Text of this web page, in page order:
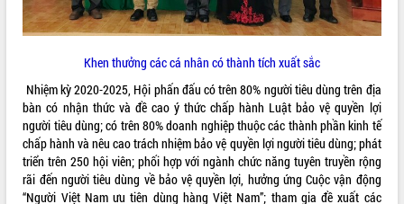
Hội thảo khoa học “Giải pháp thúc đẩy
phát triển nền kinh tế xanh tại tỉnh
Tăng cường giám sát, đôn đốc thực
hiện nhiệm vụ quản lý tài sản công
hàng tuần
Tháo gỡ những vướng mắc, đẩy mạnh
công tác cải cách thủ tục hành chính
tại Trung tâm Phục vụ hành chính
công tỉnh
Khen thưởng các cá nhân có thành tích xuất sắc
Nhiệm kỳ 2020-2025, Hội phấn đấu có trên 80% người tiêu dùng trên địa
bàn có nhận thức và đề cao ý thức chấp hành Luật bảo vệ quyền lợi
người tiêu dùng; có trên 80% doanh nghiệp thuộc các thành phần kinh tế
chấp hành và nêu cao trách nhiệm bảo vệ quyền lợi người tiêu dùng; phát
triển trên 250 hội viên; phối hợp với ngành chức năng tuyên truyền rộng
rãi đến người tiêu dùng về bảo vệ quyền lợi, hưởng ứng Cuộc vận động
“Người Việt Nam ưu tiên dùng hàng Việt Nam”; tham gia đề xuất các